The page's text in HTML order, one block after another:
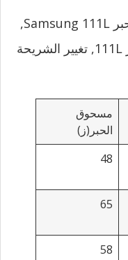
بعض النماذج تبدو مثل خرطوشة الحبر Samsung 111L,
في الواقع هو جسم خرطوشة الحبر 111L, تغيير الشريحة
مسحوق
الحبر(ز)
48
65
58